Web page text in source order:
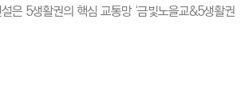
은 5생활권의 핵심 교통망 ‘금빛노을교&5생활권